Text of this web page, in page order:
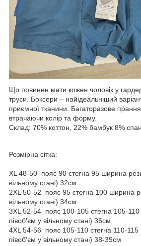
Що повинен мати кожен чоловік у
труси. Боксери – найідеальніший
приємної тканини. Багаторазове
втрачаючи колір та форму.
Склад: 70% коттон, 22% бамбук 8%
Розмірна сітка:
XL 48-50 пояс 90 стегна 95 ширина
вільному стані) 32см
2XL 50-52 пояс 95 стегна 100 ширина
вільному стані) 34см
3XL 52-54 пояс 100-105 стегна 105-
півоб'єм у вільному стані) 36см
4XL 54-56 пояс 105-110 стегна 110-
півоб'єм у вільному стані) 38-39см